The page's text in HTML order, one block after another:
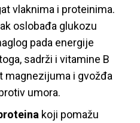
vlaknima i proteinima.
oslobađa glukozu
pada energije
sadrži i vitamine B
magnezijuma i gvožđa
umora.
koji pomažu